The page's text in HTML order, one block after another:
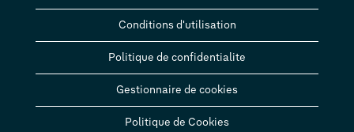
Conditions d'utilisation
Politique de confidentialite
Gestionnaire de cookies
Politique de Cookies